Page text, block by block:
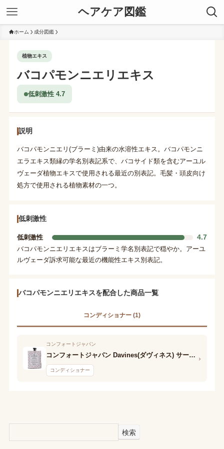
ヘアケア図鑑
ホーム 成分図鑑
植物エキス
バコパモンニエリエキス
低刺激性 4.7
説明
バコパモンニエリ(ブラーミ)由来の水溶性エキス。バコパモンニ
エラエキス類縁の学名別表記系で、バコサイド類を含むアーユル
ヴェーダ植物エキスで使用される最近の別表記。毛髪・頭皮向け
処方で使用される植物素材の一つ。
低刺激性
低刺激性 4.7
バコパモンニエリエキスはブラーミ学名別表記で穏やか。アーユ
ルヴェーダ訴求可能な最近の機能性エキス別表記。
バコパモンニエリエキスを配合した商品一覧
コンディショナー (1)
コンフォートジャパン
コンフォートジャパン Davines(ダヴィネス) サークルクロニクルズ レットイットゴー サークル
コンディショナー
›
検索